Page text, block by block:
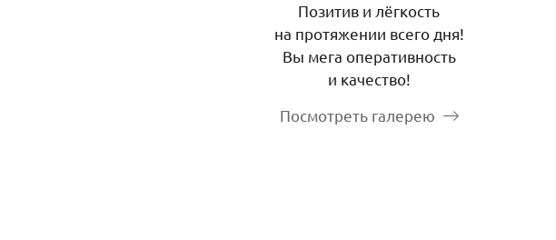
Позитив и лёгкость
на протяжении всего дня!
Вы мега оперативность
и качество!
Посмотреть галерею